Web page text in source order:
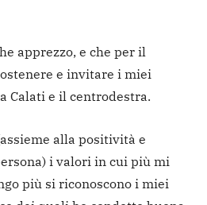
apprezzo, e che per il
e invitare i miei
Calati e il centrodestra.
alla positività e
i valori in cui più mi
più si riconoscono i miei